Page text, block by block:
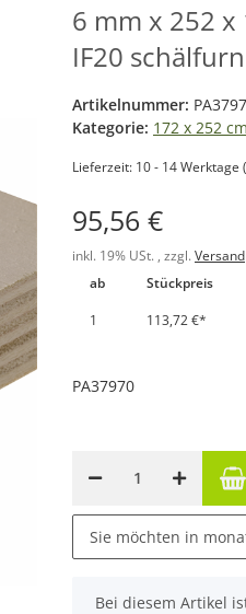
6 mm x 252
IF20
Artikelnummer:
Kategorie: 172 x 252 cm
Lieferzeit: 10 - 14 Werktage
95,56 €
inkl. 19% USt. , zzgl. Versand
ab
Stückpreis
1
113,72 €*
PA37970
Sie möchten in
x
Bei diesem Artikel